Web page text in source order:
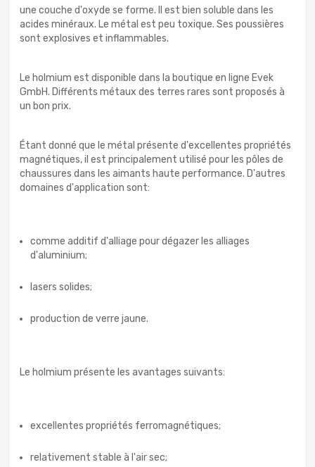
une couche d'oxyde se forme. Il est bien soluble dans les
acides minéraux. Le métal est peu toxique. Ses poussières
sont explosives et inflammables.
Le holmium est disponible dans la boutique en ligne Evek
GmbH. Différents métaux des terres rares sont proposés à
un bon prix.
Étant donné que le métal présente d'excellentes propriétés
magnétiques, il est principalement utilisé pour les pôles de
chaussures dans les aimants haute performance. D'autres
domaines d'application sont:
comme additif d'alliage pour dégazer les alliages
d'aluminium;
lasers solides;
production de verre jaune.
Le holmium présente les avantages suivants:
excellentes propriétés ferromagnétiques;
relativement stable à l'air sec;